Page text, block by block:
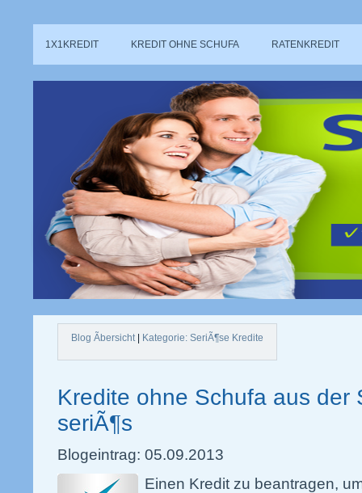
1X1KREDIT KREDIT OHNE SCHUFA RATENKREDIT
Blog Ãbersicht| Kategorie: SeriÃ¶se Kredite
Kredite ohne Schufa aus der
seriÃ¶s
Blogeintrag: 05.09.2013
Einen Kredit zu beantragen,